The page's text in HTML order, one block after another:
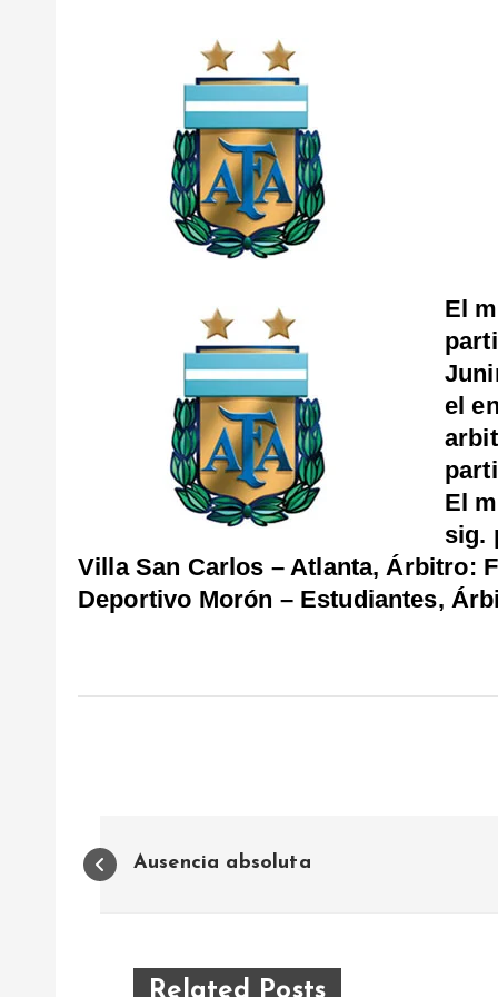
El
el
El
sig.
Villa San Carlos – Atlanta, Árbitro:
Deportivo Morón – Estudiantes,
N
Ausencia absoluta
Related Posts